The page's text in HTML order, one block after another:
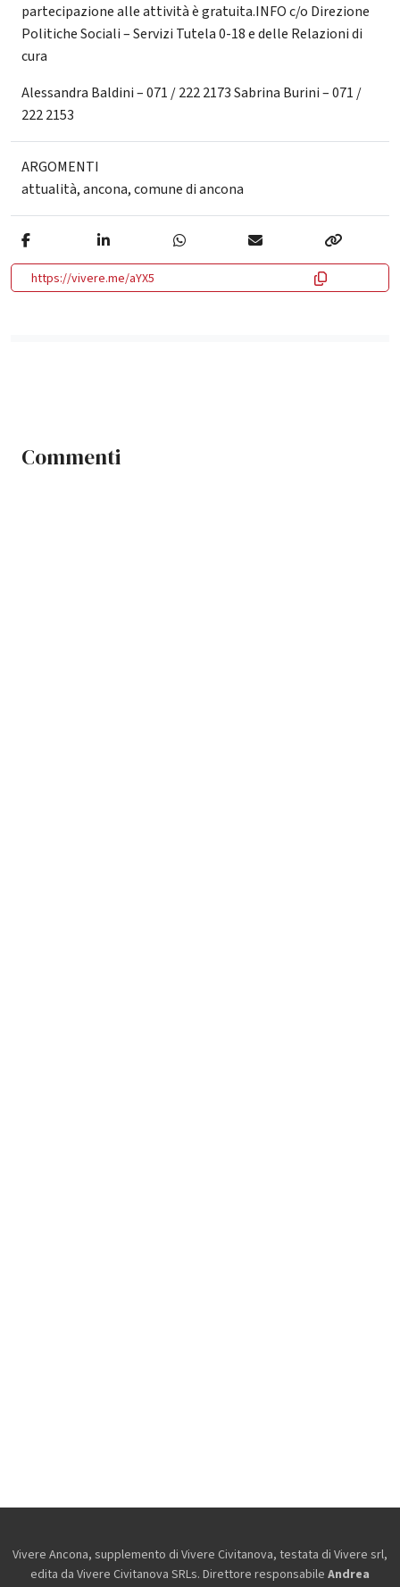
partecipazione alle attività è gratuita.INFO c/o Direzione
Politiche Sociali – Servizi Tutela 0-18 e delle Relazioni di
cura
Alessandra Baldini – 071 / 222 2173 Sabrina Burini – 071 /
222 2153
ARGOMENTI
attualità,ancona,comune di ancona
https://vivere.me/aYX5
Commenti
Vivere Ancona, supplemento di Vivere Civitanova, testata di Vivere srl,
edita da Vivere Civitanova SRLs. Direttore responsabile Andrea